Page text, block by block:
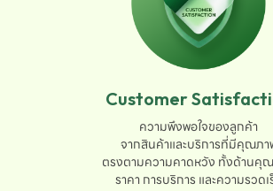
Customer
ความพึงพอใจของลูกค้า
จากสินค้าและบริการที่มีคุณภ
ตรงตามความคาดหวัง ทั้งด้านคุ
ราคา การบริการ และความรวดเ